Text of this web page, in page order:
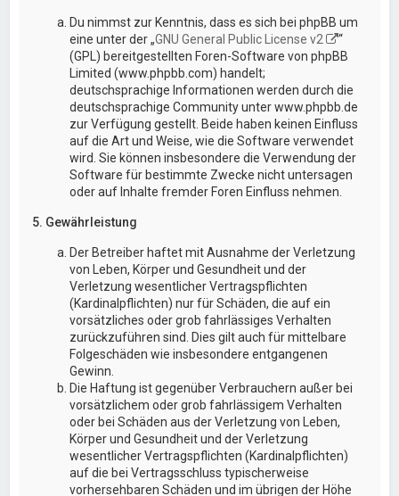
Du nimmst zur Kenntnis, dass es sich bei phpBB um
eine unter der „GNU General Public License v2
“
(GPL) bereitgestellten Foren-Software von phpBB
Limited (www.phpbb.com) handelt;
deutschsprachige Informationen werden durch die
deutschsprachige Community unter www.phpbb.de
zur Verfügung gestellt. Beide haben keinen Einfluss
auf die Art und Weise, wie die Software verwendet
wird. Sie können insbesondere die Verwendung der
Software für bestimmte Zwecke nicht untersagen
oder auf Inhalte fremder Foren Einfluss nehmen.
5. Gewährleistung
Der Betreiber haftet mit Ausnahme der Verletzung
von Leben, Körper und Gesundheit und der
Verletzung wesentlicher Vertragspflichten
(Kardinalpflichten) nur für Schäden, die auf ein
vorsätzliches oder grob fahrlässiges Verhalten
zurückzuführen sind. Dies gilt auch für mittelbare
Folgeschäden wie insbesondere entgangenen
Gewinn.
Die Haftung ist gegenüber Verbrauchern außer bei
vorsätzlichem oder grob fahrlässigem Verhalten
oder bei Schäden aus der Verletzung von Leben,
Körper und Gesundheit und der Verletzung
wesentlicher Vertragspflichten (Kardinalpflichten)
auf die bei Vertragsschluss typischerweise
vorhersehbaren Schäden und im übrigen der Höhe